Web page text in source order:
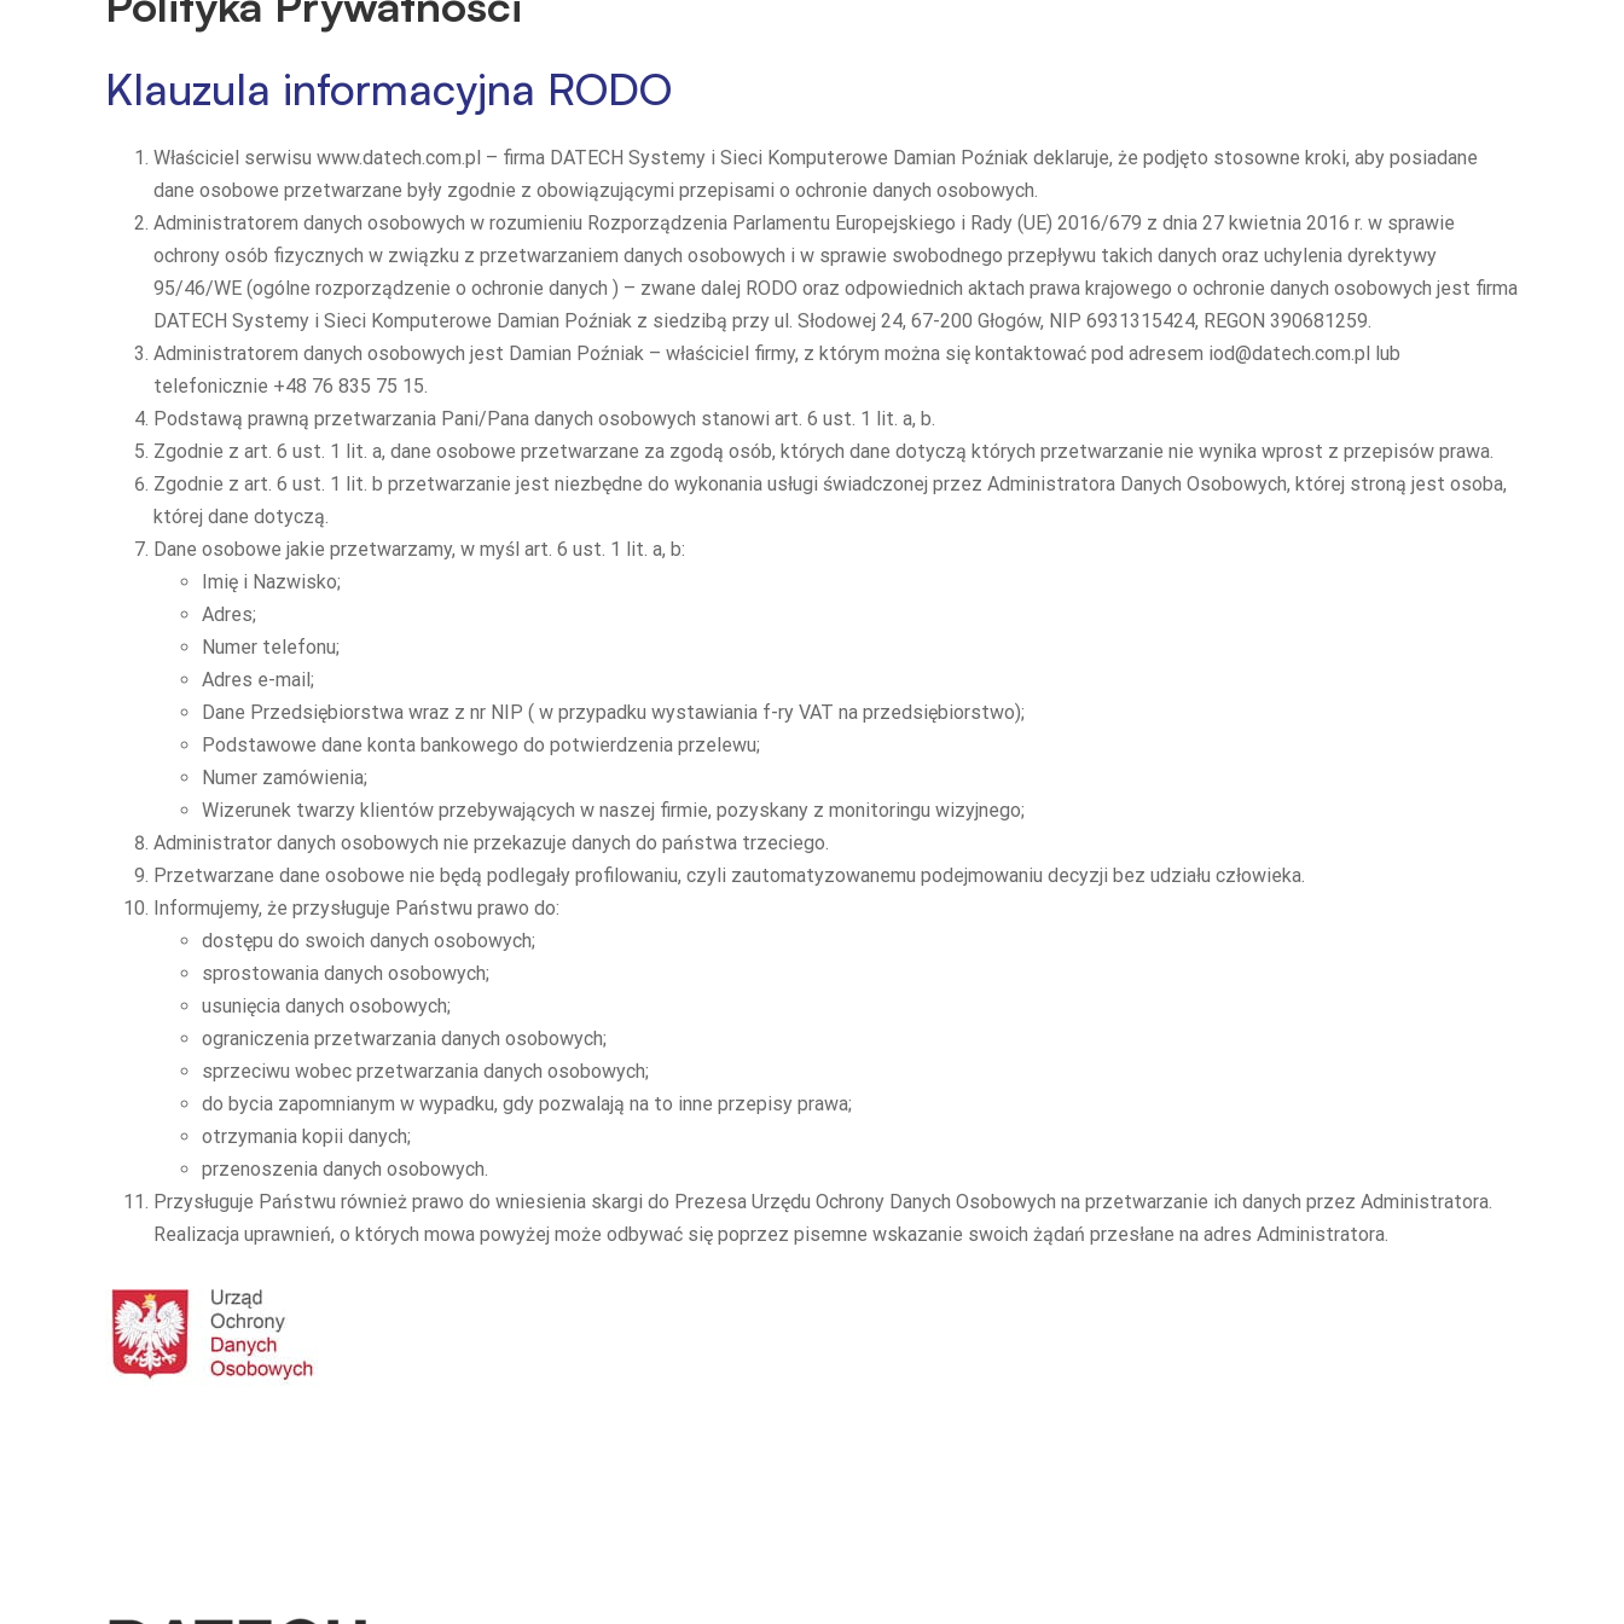
Prywatności
Klauzula informacyjna RODO
Właściciel serwisu www.datech.com.pl – firma DATECH Systemy i Sieci Komputerowe Damian Poźniak deklaruje, że podjęto stosowne kroki, aby posiadane
dane osobowe przetwarzane były zgodnie z obowiązującymi przepisami o ochronie danych osobowych.
Administratorem danych osobowych w rozumieniu Rozporządzenia Parlamentu Europejskiego i Rady (UE) 2016/679 z dnia 27 kwietnia 2016 r. w sprawie
ochrony osób fizycznych w związku z przetwarzaniem danych osobowych i w sprawie swobodnego przepływu takich danych oraz uchylenia dyrektywy
95/46/WE (ogólne rozporządzenie o ochronie danych ) – zwane dalej RODO oraz odpowiednich aktach prawa krajowego o ochronie danych osobowych jest firma
DATECH Systemy i Sieci Komputerowe Damian Poźniak z siedzibą przy ul. Słodowej 24, 67-200 Głogów, NIP 6931315424, REGON 390681259.
Administratorem danych osobowych jest Damian Poźniak – właściciel firmy, z którym można się kontaktować pod adresem iod@datech.com.pl lub
telefonicznie +48 76 835 75 15
Podstawą prawną przetwarzania Pani/Pana danych osobowych stanowi art. 6 ust. 1 lit. a, b.
Zgodnie z art. 6 ust. 1 lit. a, dane osobowe przetwarzane za zgodą osób, których dane dotyczą których przetwarzanie nie wynika wprost z przepisów prawa.
Zgodnie z art. 6 ust. 1 lit. b przetwarzanie jest niezbędne do wykonania usługi świadczonej przez Administratora Danych Osobowych, której stroną jest osoba,
której dane dotyczą.
Dane osobowe jakie przetwarzamy, w myśl art. 6 ust. 1 lit. a, b:
Imię i Nazwisko;
Adres;
Numer telefonu;
Adres e-mail;
Dane Przedsiębiorstwa wraz z nr NIP ( w przypadku wystawiania f-ry VAT na przedsiębiorstwo);
Podstawowe dane konta bankowego do potwierdzenia przelewu;
Numer zamówienia;
Wizerunek twarzy klientów przebywających w naszej firmie, pozyskany z monitoringu wizyjnego;
Administrator danych osobowych nie przekazuje danych do państwa trzeciego.
Przetwarzane dane osobowe nie będą podlegały profilowaniu, czyli zautomatyzowanemu podejmowaniu decyzji bez udziału człowieka.
Informujemy, że przysługuje Państwu prawo do:
dostępu do swoich danych osobowych;
sprostowania danych osobowych;
usunięcia danych osobowych;
ograniczenia przetwarzania danych osobowych;
sprzeciwu wobec przetwarzania danych osobowych;
do bycia zapomnianym w wypadku, gdy pozwalają na to inne przepisy prawa;
otrzymania kopii danych;
przenoszenia danych osobowych.
Przysługuje Państwu również prawo do wniesienia skargi do Prezesa Urzędu Ochrony Danych Osobowych na przetwarzanie ich danych przez Administratora.
Realizacja uprawnień, o których mowa powyżej może odbywać się poprzez pisemne wskazanie swoich żądań przesłane na adres Administratora.